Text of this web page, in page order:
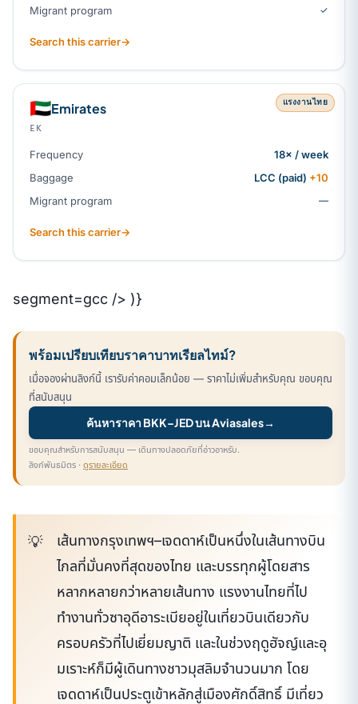
Migrant program
✓
Search this carrier→
แรงงานไทย
🇦🇪Emirates
EK
Frequency
18× / week
Baggage
LCC (paid) +10
Migrant program
—
Search this carrier→
segment=gcc /> )}
พร้อมเปรียบเทียบราคาบาทเรียลไทม์?
เมื่อจองผ่านลิงก์นี้ เรารับค่าคอมเล็กน้อย — ราคาไม่เพิ่มสำหรับคุณ ขอบคุณ
ที่สนับสนุน
ค้นหาราคา BKK–JED บน Aviasales→
ขอบคุณสำหรับการสนับสนุน — เดินทางปลอดภัยที่อ่าวอาหรับ.
ลิงก์พันธมิตร · ดูรายละเอียด
เส้นทางกรุงเทพฯ–เจดดาห์เป็นหนึ่งในเส้นทางบิน
ไกลที่มั่นคงที่สุดของไทย และบรรทุกผู้โดยสาร
หลากหลายกว่าหลายเส้นทาง แรงงานไทยที่ไป
ทำงานทั่วซาอุดีอาระเบียอยู่ในเที่ยวบินเดียวกับ
ครอบครัวที่ไปเยี่ยมญาติ และในช่วงฤดูฮัจญ์และอุ
มเราะห์ก็มีผู้เดินทางชาวมุสลิมจำนวนมาก โดย
เจดดาห์เป็นประตูเข้าหลักสู่เมืองศักดิ์สิทธิ์ มีเที่ยว